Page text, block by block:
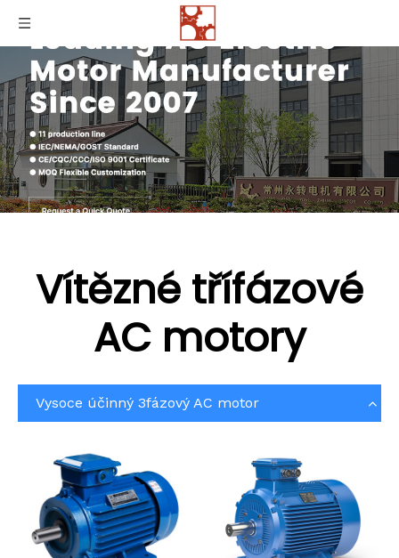
Vítězné třífázové
AC motory
Vysoce účinný 3fázový AC motor